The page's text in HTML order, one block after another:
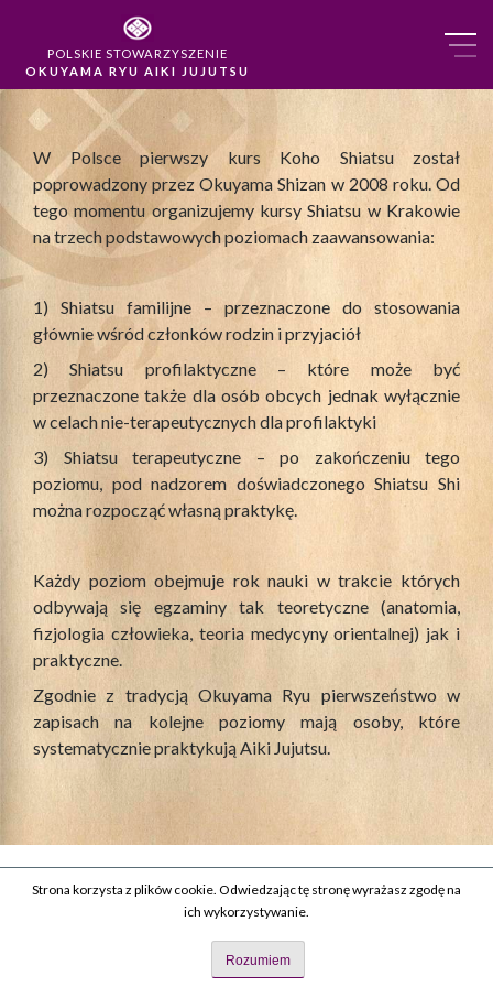
Strona korzysta z plików cookie. Odwiedzając tę stronę wyrażasz zgodę na
ich wykorzystywanie.
Rozumiem
POLSKIE STOWARZYSZENIE
OKUYAMA RYU AIKI JUJUTSU
W Polsce pierwszy kurs Koho Shiatsu został
poprowadzony przez Okuyama Shizan w 2008 roku. Od
tego momentu organizujemy kursy Shiatsu w Krakowie
na trzech podstawowych poziomach zaawansowania:
1) Shiatsu familijne – przeznaczone do stosowania
głównie wśród członków rodzin i przyjaciół
2) Shiatsu profilaktyczne – które może być
przeznaczone także dla osób obcych jednak wyłącznie
w celach nie-terapeutycznych dla profilaktyki
3) Shiatsu terapeutyczne – po zakończeniu tego
poziomu, pod nadzorem doświadczonego Shiatsu Shi
można rozpocząć własną praktykę.
Każdy poziom obejmuje rok nauki w trakcie których
odbywają się egzaminy tak teoretyczne (anatomia,
fizjologia człowieka, teoria medycyny orientalnej) jak i
praktyczne.
Zgodnie z tradycją Okuyama Ryu pierwszeństwo w
zapisach na kolejne poziomy mają osoby, które
systematycznie praktykują Aiki Jujutsu.